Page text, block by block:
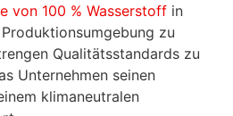
von 100 % Wasserstoff in
zu
Qualitätsstandards zu
Unternehmen seinen
klimaneutralen